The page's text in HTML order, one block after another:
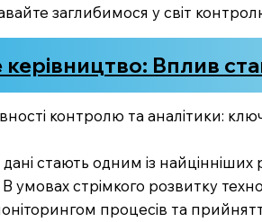
заглибимося у світ
Вплив
контролю та аналітики:
дані стають одним із
В умовах стрімкого розвитку
процесів та